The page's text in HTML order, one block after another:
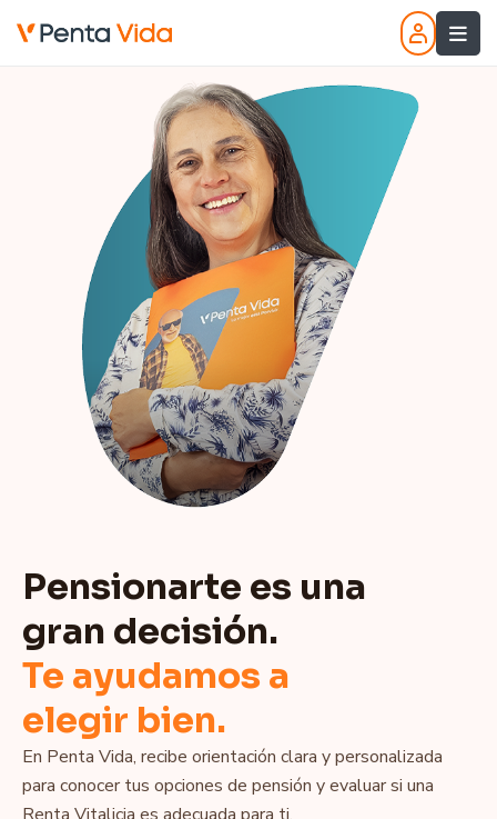
Pensionarte es una
gran decisión.
Te ayudamos a
elegir bien.
En Penta Vida, recibe orientación clara y personalizada
para conocer tus opciones de pensión y evaluar si una
Renta Vitalicia es adecuada para ti.